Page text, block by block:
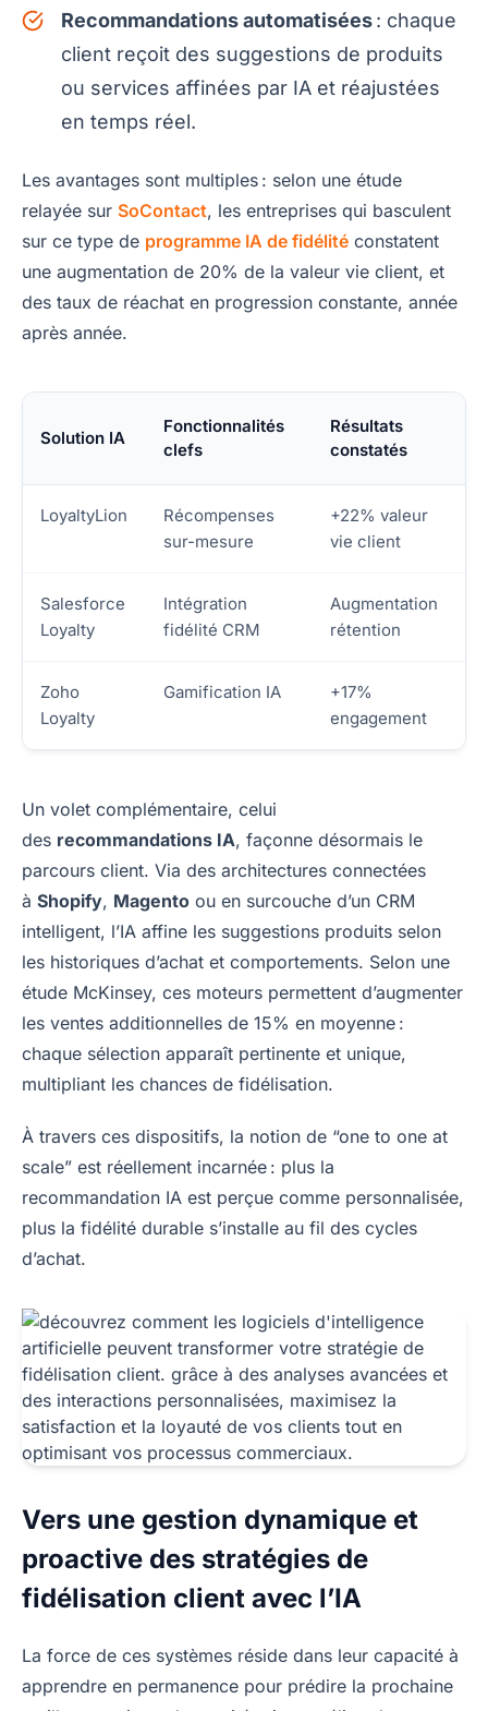
Recommandations automatisées: chaque
client reçoit des suggestions de produits
ou services affinées par IA et réajustées
en temps réel.
Les avantages sont multiples : selon une étude
relayée sur SoContact, les entreprises qui basculent
sur ce type de programme IA de fidélité constatent
une augmentation de 20% de la valeur vie client, et
des taux de réachat en progression constante, année
après année.
Solution IA
Fonctionnalités
clefs
Résultats
constatés
LoyaltyLion
Récompenses
sur-mesure
+22% valeur
vie client
Salesforce
Loyalty
Intégration
fidélité CRM
Augmentation
rétention
Zoho
Loyalty
Gamification IA
+17%
engagement
Un volet complémentaire, celui
des recommandations IA, façonne désormais le
parcours client. Via des architectures connectées
à Shopify, Magento ou en surcouche d’un CRM
intelligent, l’IA affine les suggestions produits selon
les historiques d’achat et comportements. Selon une
étude McKinsey, ces moteurs permettent d’augmenter
les ventes additionnelles de 15% en moyenne :
chaque sélection apparaît pertinente et unique,
multipliant les chances de fidélisation.
À travers ces dispositifs, la notion de “one to one at
scale” est réellement incarnée : plus la
recommandation IA est perçue comme personnalisée,
plus la fidélité durable s’installe au fil des cycles
d’achat.
Vers une gestion dynamique et
proactive des stratégies de
fidélisation client avec l’IA
La force de ces systèmes réside dans leur capacité à
apprendre en permanence pour prédire la prochaine